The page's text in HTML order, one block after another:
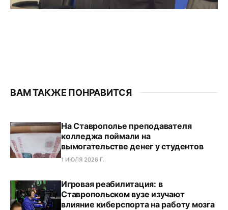
ВАМ ТАКЖЕ ПОНРАВИТСЯ
На Ставрополье преподавателя
колледжа поймали на
вымогательстве денег у студентов
1 ИЮЛЯ 2026 Г.
Игровая реабилитация: в
Ставропольском вузе изучают
влияние киберспорта на работу мозга